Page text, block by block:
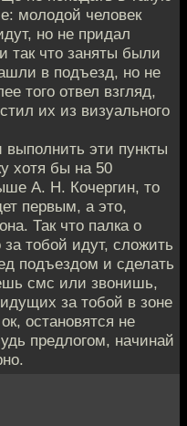
молодой человек
но не придал
так что заняты были
в подъезд, но не
того отвел взгляд,
их из визуального
выполнить эти пункты
хотя бы на 50
А. Н. Кочергин, то
первым, а это,
Так что палка о
тобой идут, сложить
подъездом и сделать
смс или звонишь,
за тобой в зоне
остановятся не
предлогом, начинай